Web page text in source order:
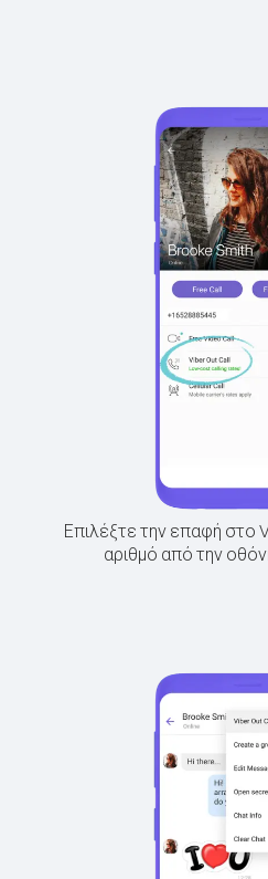
Επιλέξτε την επαφή στο
αριθμό από την